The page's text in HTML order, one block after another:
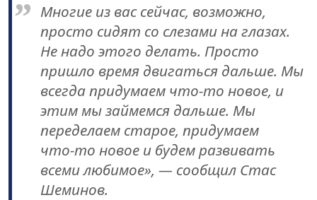
Многие из вас сейчас, возможно,
просто сидят со слезами на глазах.
Не надо этого делать. Просто
пришло время двигаться дальше. Мы
всегда придумаем что‑то новое, и
этим мы займемся дальше. Мы
переделаем старое, придумаем
что‑то новое и будем развивать
всеми любимое», — сообщил Стас
Шеминов.